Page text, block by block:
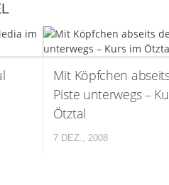
Mit Köpfchen
Piste unterwegs –
Ötztal
7 DEZ., 2008